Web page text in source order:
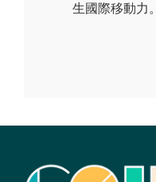
生國際移動力。